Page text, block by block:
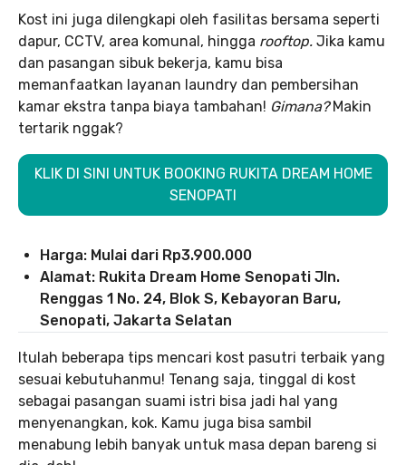
Kost ini juga dilengkapi oleh fasilitas bersama seperti
dapur, CCTV, area komunal, hingga rooftop. Jika kamu
dan pasangan sibuk bekerja, kamu bisa
memanfaatkan layanan laundry dan pembersihan
kamar ekstra tanpa biaya tambahan! Gimana? Makin
tertarik nggak?
KLIK DI SINI UNTUK BOOKING RUKITA DREAM HOME
SENOPATI
Harga: Mulai dari Rp3.900.000
Alamat: Rukita Dream Home Senopati Jln.
Renggas 1 No. 24, Blok S, Kebayoran Baru,
Senopati, Jakarta Selatan
Itulah beberapa tips mencari kost pasutri terbaik yang
sesuai kebutuhanmu! Tenang saja, tinggal di kost
sebagai pasangan suami istri bisa jadi hal yang
menyenangkan, kok. Kamu juga bisa sambil
menabung lebih banyak untuk masa depan bareng si